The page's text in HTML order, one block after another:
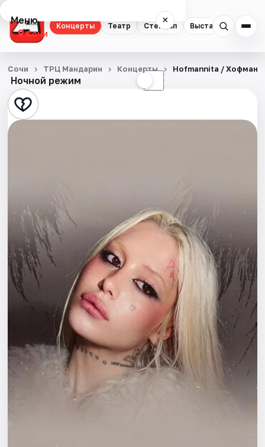
Концерты Театр Стендап Выставки
Меню ×
Сочи
Концерты
Театр
Стендап
Экскурсии
Спорт
События
Города
Площадки
Артисты
Рейтинги
Ночной режим ☾
Сочи ТРЦ Мандарин Концерты Hofmannita /